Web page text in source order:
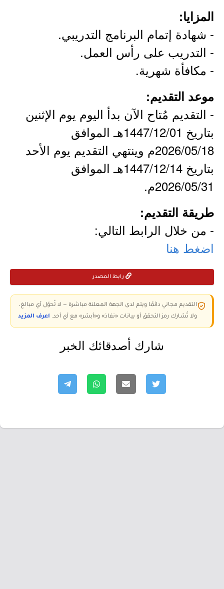
المزايا:
- شهادة إتمام البرنامج التدريبي.
- التدريب على رأس العمل.
- مكافأة شهرية.
موعد التقديم:
- التقديم مُتاح الآن بدأ اليوم يوم الإثنين
بتاريخ 1447/12/01هـ الموافق
2026/05/18م وينتهي التقديم يوم الأحد
بتاريخ 1447/12/14هـ الموافق
2026/05/31م.
طريقة التقديم:
- من خلال الرابط التالي:
اضغط هنا
رابط المصدر
التقديم مجاني دائمًا ويتم لدى الجهة المعلنة مباشرة — لا تُحوّل أي مبالغ،
ولا تُشارك رمز التحقق أو بيانات «نفاذ» و«أبشر» مع أي أحد. اعرف المزيد
شارك أصدقائك الخبر